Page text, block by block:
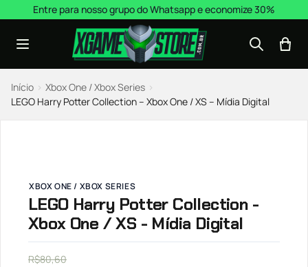
Pular para o conteúdo
Entre para nosso grupo do Whatsapp e economize 30%
Início › Xbox One / Xbox Series ›
LEGO Harry Potter Collection – Xbox One / XS – Mídia Digital
XBOX ONE / XBOX SERIES
LEGO Harry Potter Collection -
Xbox One / XS - Mídia Digital
R$80,60